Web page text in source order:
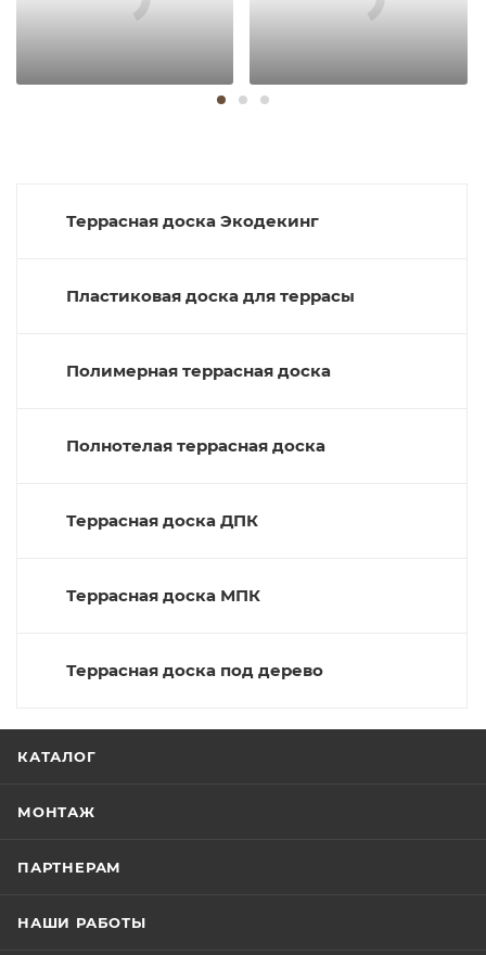
Террасная доска Экодекинг
Пластиковая доска для террасы
Полимерная террасная доска
Полнотелая террасная доска
Террасная доска ДПК
Террасная доска МПК
Террасная доска под дерево
КАТАЛОГ
МОНТАЖ
ПАРТНЕРАМ
НАШИ РАБОТЫ